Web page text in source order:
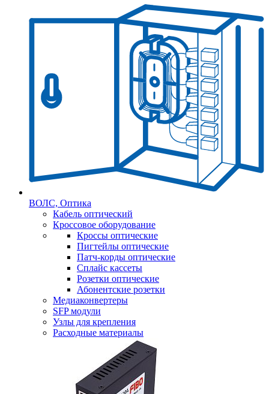
ВОЛС, Оптика
Кабель оптический
Кроссовое оборудование
Кроссы оптические
Пигтейлы оптические
Патч-корды оптические
Сплайс кассеты
Розетки оптические
Абонентские розетки
Медиаконвертеры
SFP модули
Узлы для крепления
Расходные материалы